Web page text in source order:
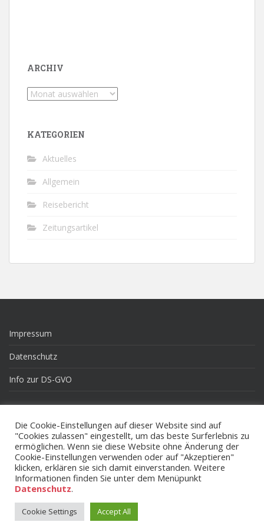
ARCHIV
Archiv
KATEGORIEN
Aktuelles
Allgemein
Reisebericht
Zeitungsartikel
Impressum
Datenschutz
Info zur DS-GVO
Pinneberg.de
Rockville Sister Citys Corporation
Die Cookie-Einstellungen auf dieser Website sind auf
"Cookies zulassen" eingestellt, um das beste Surferlebnis zu
ermöglichen. Wenn sie diese Website ohne Änderung der
Cookie-Einstellungen verwenden oder auf "Akzeptieren"
klicken, erklären sie sich damit einverstanden. Weitere
Informationen finden Sie unter dem Menüpunkt
Datenschutz.
Cookie Settings Accept All